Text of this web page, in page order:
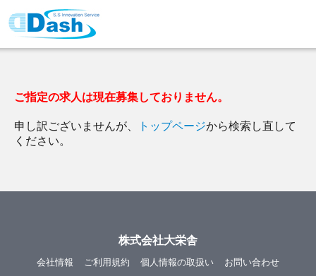
ご指定の求人は現在募集しておりません。
申し訳ございませんが、 トップページから検索し直して
ください。
株式会社大栄舎
会社情報 ご利用規約 個人情報の取扱い お問い合わせ